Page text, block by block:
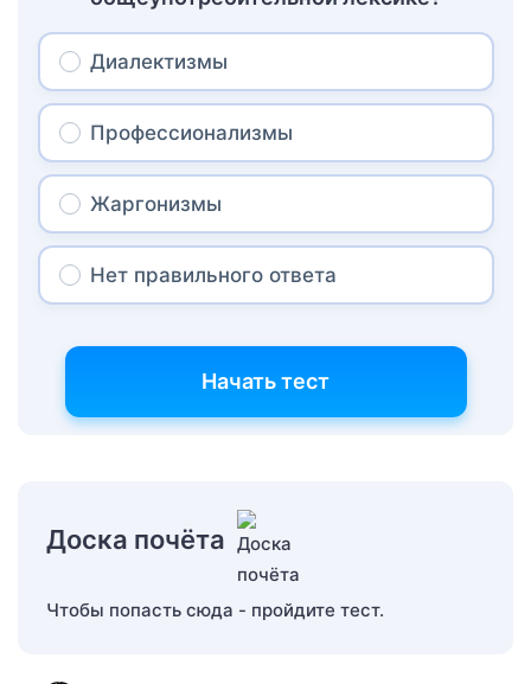
Диалектизмы
Профессионализмы
Жаргонизмы
Нет правильного ответа
Начать тест
Доска почёта
Чтобы попасть сюда - пройдите тест.